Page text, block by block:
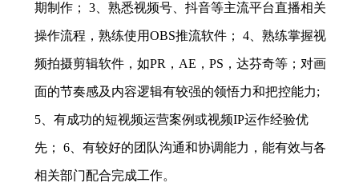
期制作； 3、熟悉视频号、抖音等主流平台直播相关
操作流程，熟练使用OBS推流软件； 4、熟练掌握视
频拍摄剪辑软件，如PR，AE，PS，达芬奇等；对画
面的节奏感及内容逻辑有较强的领悟力和把控能力;
5、有成功的短视频运营案例或视频IP运作经验优
先； 6、有较好的团队沟通和协调能力，能有效与各
相关部门配合完成工作。